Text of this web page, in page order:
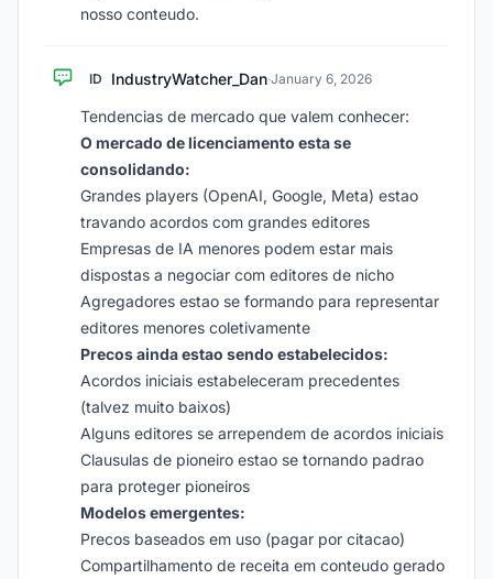
nosso conteudo.
ID IndustryWatcher_Dan·January 6, 2026
Tendencias de mercado que valem conhecer:
O mercado de licenciamento esta se
consolidando:
Grandes players (OpenAI, Google, Meta) estao
travando acordos com grandes editores
Empresas de IA menores podem estar mais
dispostas a negociar com editores de nicho
Agregadores estao se formando para representar
editores menores coletivamente
Precos ainda estao sendo estabelecidos:
Acordos iniciais estabeleceram precedentes
(talvez muito baixos)
Alguns editores se arrependem de acordos iniciais
Clausulas de pioneiro estao se tornando padrao
para proteger pioneiros
Modelos emergentes:
Precos baseados em uso (pagar por citacao)
Compartilhamento de receita em conteudo gerado